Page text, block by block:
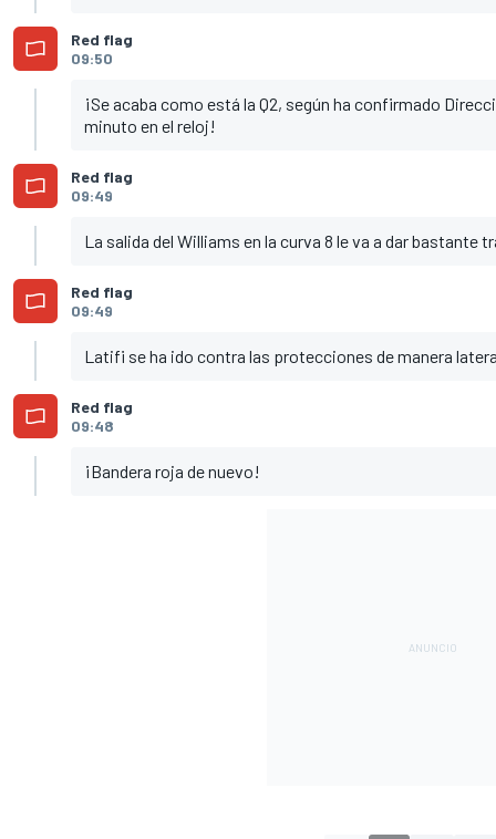
Red flag
09:50
¡Se acaba como está la Q2, según ha confirmado
minuto en el reloj!
Red flag
09:49
La salida del Williams en la curva 8 le va a dar bastante
Red flag
09:49
Latifi se ha ido contra las protecciones de manera
Red flag
09:48
¡Bandera roja de nuevo!